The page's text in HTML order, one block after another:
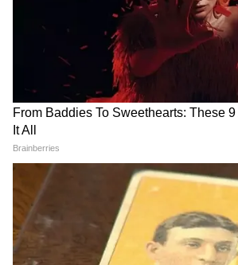
राजाओं की तरह रहना हो"
अमेलिया ने अपनी पोस्ट के जरिए उन
दावों को भी चुनौती दी जो भारत को
कपल ने बैकपैकिंग या सस्ते होमस्टे
Homestays) को पूरी तरह
होटलों और प्रीमियम अनुभवों को
उन्हें भारत के महंगे और हेरिटेज
हर एक रात का औसतन $127
चुकाना पड़ा। उन्होंने साफ कहा, "अगर
सस्ते विकल्पों की तलाश में नहीं हैं, तो